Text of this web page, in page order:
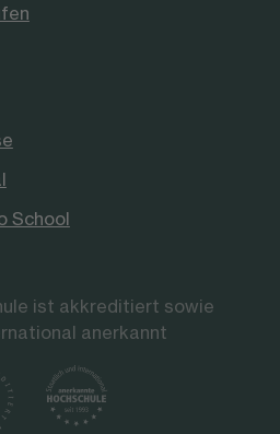
School
ist akkreditiert sowie
anerkannt